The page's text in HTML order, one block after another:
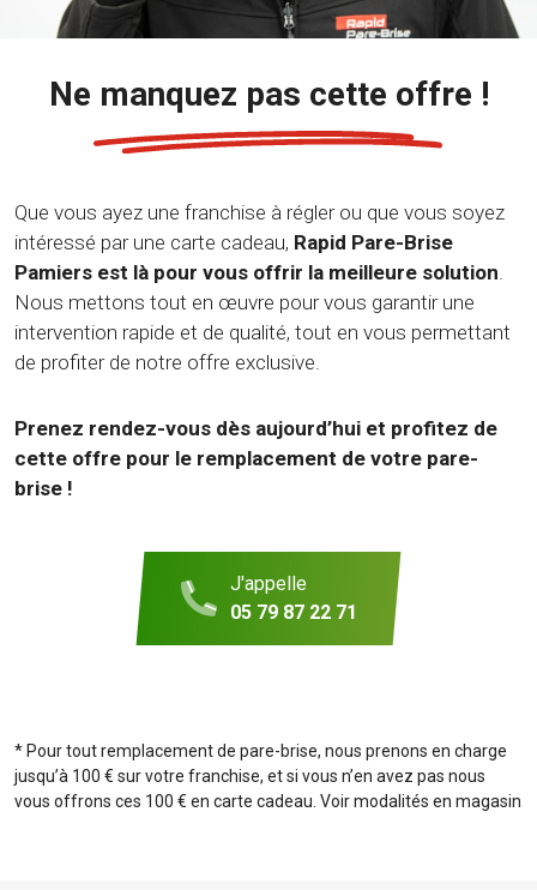
Ne manquez pas cette offre !
Que vous ayez une franchise à régler ou que vous soyez
intéressé par une carte cadeau, Rapid Pare-Brise
Pamiers est là pour vous offrir la meilleure solution.
Nous mettons tout en œuvre pour vous garantir une
intervention rapide et de qualité, tout en vous permettant
de profiter de notre offre exclusive.
Prenez rendez-vous dès aujourd’hui et profitez de
cette offre pour le remplacement de votre pare-
brise !
J'appelle
05 79 87 22 71
* Pour tout remplacement de pare-brise, nous prenons en charge
jusqu’à 100 € sur votre franchise, et si vous n’en avez pas nous
vous offrons ces 100 € en carte cadeau. Voir modalités en magasin